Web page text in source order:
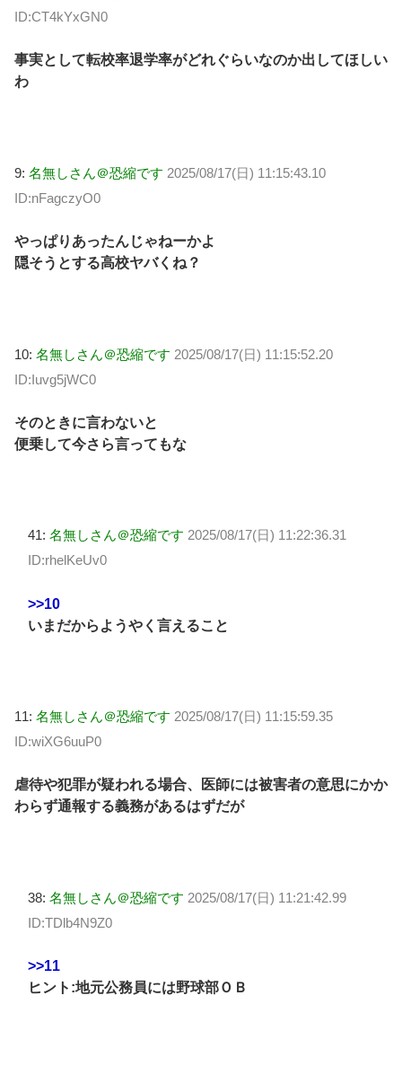
ID:CT4kYxGN0
事実として転校率退学率がどれぐらいなのか出してほしい
わ
9: 名無しさん＠恐縮です 2025/08/17(日) 11:15:43.10
ID:nFagczyO0
やっぱりあったんじゃねーかよ
隠そうとする高校ヤバくね？
10: 名無しさん＠恐縮です 2025/08/17(日) 11:15:52.20
ID:Iuvg5jWC0
そのときに言わないと
便乗して今さら言ってもな
41: 名無しさん＠恐縮です 2025/08/17(日) 11:22:36.31
ID:rhelKeUv0
>>10
いまだからようやく言えること
11: 名無しさん＠恐縮です 2025/08/17(日) 11:15:59.35
ID:wiXG6uuP0
虐待や犯罪が疑われる場合、医師には被害者の意思にかか
わらず通報する義務があるはずだが
38: 名無しさん＠恐縮です 2025/08/17(日) 11:21:42.99
ID:TDlb4N9Z0
>>11
ヒント:地元公務員には野球部ＯＢ